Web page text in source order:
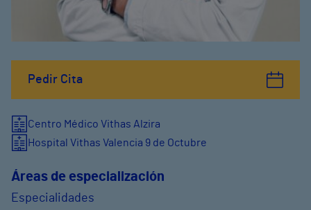
Pedir Cita
Centro Médico Vithas Alzira
Hospital Vithas Valencia 9 de Octubre
Áreas de especialización
Especialidades